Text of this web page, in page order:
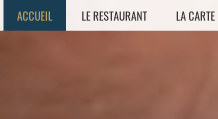
ACCUEIL LE RESTAURANT LA CARTE